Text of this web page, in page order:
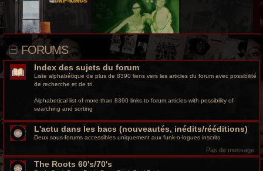
o
o
v
FORUMS
Index des sujets du forum
Liste alphabétique de plus de 8390 liens vers les articles du forum avec possibilité
de recherche et de tri
Alphabetical list of more than 8390 links to forum articles with possibility of
searching and sorting
L'actu dans les bacs (nouveautés, inédits/rééditions)
Deux sous-forums accessibles uniquement aux funk-o-logues inscrits
Pas de message
The Roots 60's/70's